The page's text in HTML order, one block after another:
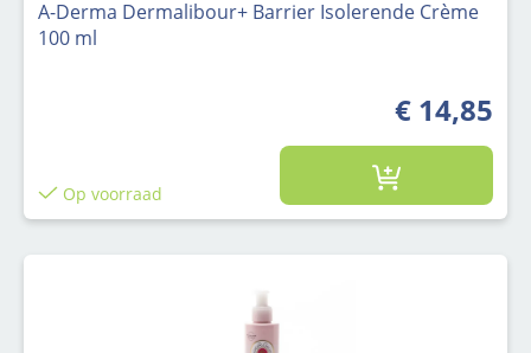
A-Derma Dermalibour+ Barrier Isolerende Crème
100 ml
€ 14,85
Op voorraad